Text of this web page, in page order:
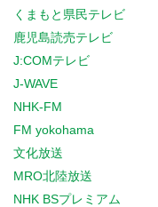
くまもと県民テレビ
鹿児島読売テレビ
J:COMテレビ
J-WAVE
NHK-FM
FM yokohama
文化放送
MRO北陸放送
NHK BSプレミアム